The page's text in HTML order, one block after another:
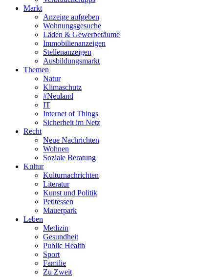
Markt
Anzeige aufgeben
Wohnungsgesuche
Läden & Gewerberäume
Immobilienanzeigen
Stellenanzeigen
Ausbildungsmarkt
Themen
Natur
Klimaschutz
#Neuland
IT
Internet of Things
Sicherheit im Netz
Recht
Neue Nachrichten
Wohnen
Soziale Beratung
Kultur
Kulturnachrichten
Literatur
Kunst und Politik
Petitessen
Mauerpark
Leben
Medizin
Gesundheit
Public Health
Sport
Familie
Zu Zweit